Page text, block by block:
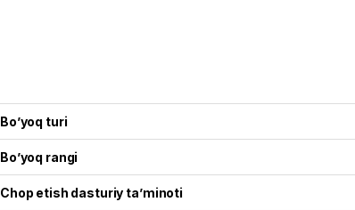
Bo’yoq turi
Bo’yoq rangi
Chop etish dasturiy ta’minoti